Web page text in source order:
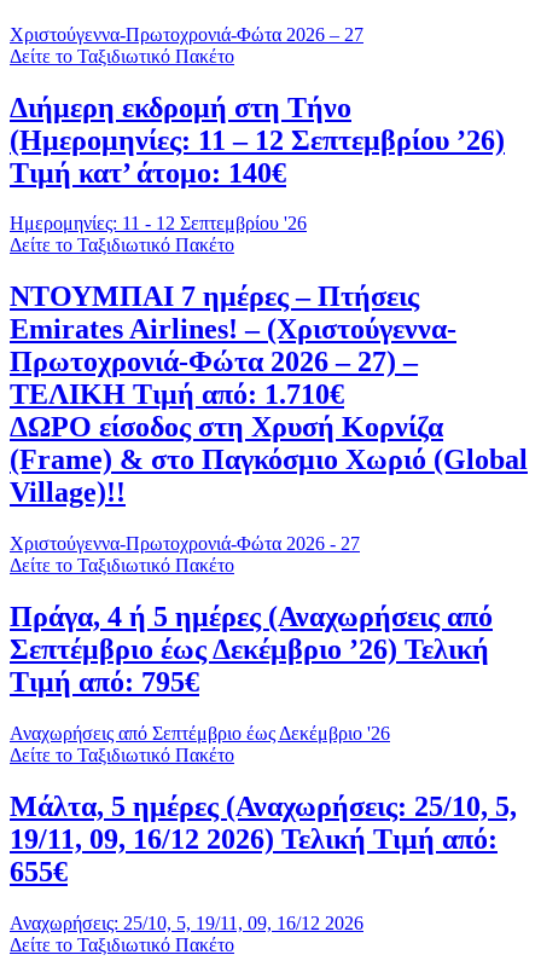
Χριστούγεννα-Πρωτοχρονιά-Φώτα 2026 – 27
Δείτε το Ταξιδιωτικό Πακέτο
Διήμερη εκδρομή στη Τήνο
(Ημερομηνίες: 11 – 12 Σεπτεμβρίου ’26)
Τιμή κατ’ άτομο: 140€
Ημερομηνίες: 11 - 12 Σεπτεμβρίου '26
Δείτε το Ταξιδιωτικό Πακέτο
ΝΤΟΥΜΠΑΙ 7 ημέρες – Πτήσεις
Emirates Airlines! – (Χριστούγεννα-
Πρωτοχρονιά-Φώτα 2026 – 27) –
ΤΕΛΙΚΗ Τιμή από: 1.710€
ΔΩΡΟ είσοδος στη Χρυσή Κορνίζα
(Frame) & στο Παγκόσμιο Χωριό (Global
Village)!!
Χριστούγεννα-Πρωτοχρονιά-Φώτα 2026 - 27
Δείτε το Ταξιδιωτικό Πακέτο
Πράγα, 4 ή 5 ημέρες (Αναχωρήσεις από
Σεπτέμβριο έως Δεκέμβριο ’26) Τελική
Τιμή από: 795€
Αναχωρήσεις από Σεπτέμβριο έως Δεκέμβριο '26
Δείτε το Ταξιδιωτικό Πακέτο
Μάλτα, 5 ημέρες (Αναχωρήσεις: 25/10, 5,
19/11, 09, 16/12 2026) Τελική Τιμή από:
655€
Αναχωρήσεις: 25/10, 5, 19/11, 09, 16/12 2026
Δείτε το Ταξιδιωτικό Πακέτο